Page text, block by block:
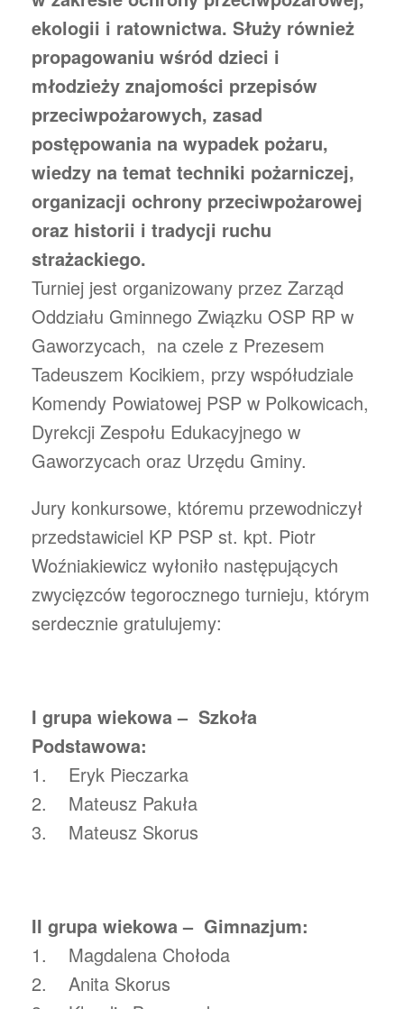
ekologii i ratownictwa. Służy również
propagowaniu wśród dzieci i
młodzieży znajomości przepisów
przeciwpożarowych, zasad
postępowania na wypadek pożaru,
wiedzy na temat techniki pożarniczej,
organizacji ochrony przeciwpożarowej
oraz historii i tradycji ruchu
strażackiego.
Turniej jest organizowany przez Zarząd
Oddziału Gminnego Związku OSP RP w
Gaworzycach, na czele z Prezesem
Tadeuszem Kocikiem, przy współudziale
Komendy Powiatowej PSP w Polkowicach,
Dyrekcji Zespołu Edukacyjnego w
Gaworzycach oraz Urzędu Gminy.
Jury konkursowe, któremu przewodniczył
przedstawiciel KP PSP st. kpt. Piotr
Woźniakiewicz wyłoniło następujących
zwycięzców tegorocznego turnieju, którym
serdecznie gratulujemy:
I grupa wiekowa – Szkoła
Podstawowa:
1. Eryk Pieczarka
2. Mateusz Pakuła
3. Mateusz Skorus
II grupa wiekowa – Gimnazjum:
1. Magdalena Chołoda
2. Anita Skorus